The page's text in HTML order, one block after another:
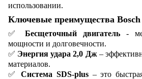
использовании.
Ключевые преимущества
✅Бесщеточный двигатель -
мощности и долговечности.
✅ Энергия удара 2,0 Дж–
материалов.
✅Система SDS-plus – это